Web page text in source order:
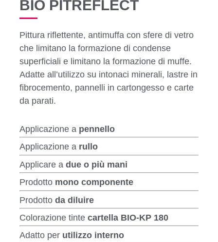
BIO PITREFLECT
Pittura riflettente, antimuffa con sfere di vetro
che limitano la formazione di condense
superficiali e limitano la formazione di muffe.
Adatte all’utilizzo su intonaci minerali, lastre in
fibrocemento, pannelli in cartongesso e carte
da parati.
Applicazione a pennello
Applicazione a rullo
Applicare a due o più mani
Prodotto mono componente
Prodotto da diluire
Colorazione tinte cartella BIO-KP 180
Adatto per utilizzo interno